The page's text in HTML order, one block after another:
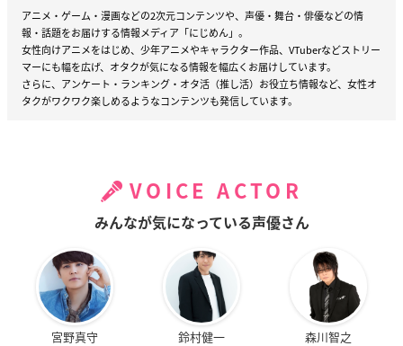
アニメ・ゲーム・漫画などの2次元コンテンツや、声優・舞台・俳優などの情
報・話題をお届けする情報メディア「にじめん」。
女性向けアニメをはじめ、少年アニメやキャラクター作品、VTuberなどストリー
マーにも幅を広げ、オタクが気になる情報を幅広くお届けしています。
さらに、アンケート・ランキング・オタ活（推し活）お役立ち情報など、女性オ
タクがワクワク楽しめるようなコンテンツも発信しています。
VOICE ACTOR
みんなが気になっている声優さん
宮野真守 鈴村健一 森川智之